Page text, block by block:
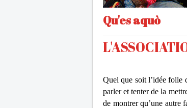
Qu'es aquò
Quel que soit l’idée folle
parler et tenter de la
de montrer qu’une autre